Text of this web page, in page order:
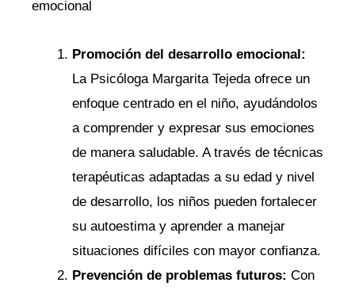
emocional
Promoción del desarrollo emocional:
La Psicóloga Margarita Tejeda ofrece un
enfoque centrado en el niño, ayudándolos
a comprender y expresar sus emociones
de manera saludable. A través de técnicas
terapéuticas adaptadas a su edad y nivel
de desarrollo, los niños pueden fortalecer
su autoestima y aprender a manejar
situaciones difíciles con mayor confianza.
Prevención de problemas futuros: Con